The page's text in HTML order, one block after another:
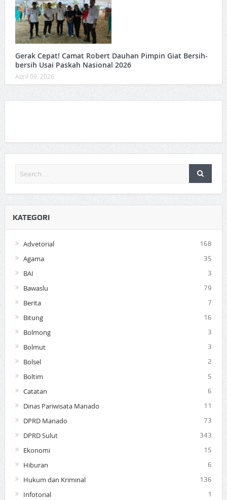
Gerak Cepat! Camat Robert Dauhan Pimpin Giat Bersih-
bersih Usai Paskah Nasional 2026
April 09, 2026
KATEGORI
Advetorial 168
Agama 35
BAI 3
Bawaslu 79
Berita 7
Bitung 16
Bolmong 3
Bolmut 3
Bolsel 2
Boltim 5
Catatan 6
Dinas Pariwisata Manado 11
DPRD Manado 73
DPRD Sulut 343
Ekonomi 15
Hiburan 6
Hukum dan Kriminal 136
Infotorial 1